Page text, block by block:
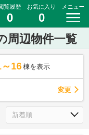
覧履歴
0
お気に入り
0
メニュー
辺物件一覧
～16 棟を表示
変更